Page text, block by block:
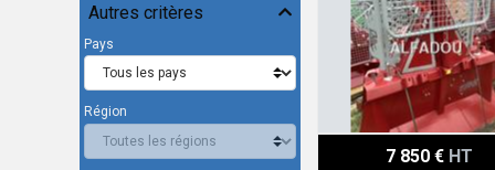
Autres critères
Pays
Région
7 850 € HT
Oehler SW8500P